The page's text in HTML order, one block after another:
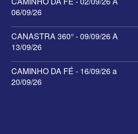
06/09/26
CANASTRA 360° - 09/09/26 A
13/09/26
CAMINHO DA FÉ - 16/09/26 a
20/09/26